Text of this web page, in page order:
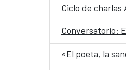
Ciclo de
Conversatorio:
«El poeta, la